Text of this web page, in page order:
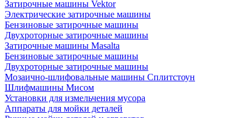
Затирочные машины Vektor
Электрические затирочные машины
Бензиновые затирочные машины
Двухроторные затирочные машины
Затирочные машины Masalta
Бензиновые затирочные машины
Двухроторные затирочные машины
Мозаично-шлифовальные машины Сплитстоун
Шлифмашины Мисом
Установки для измельчения мусора
Аппараты для мойки деталей